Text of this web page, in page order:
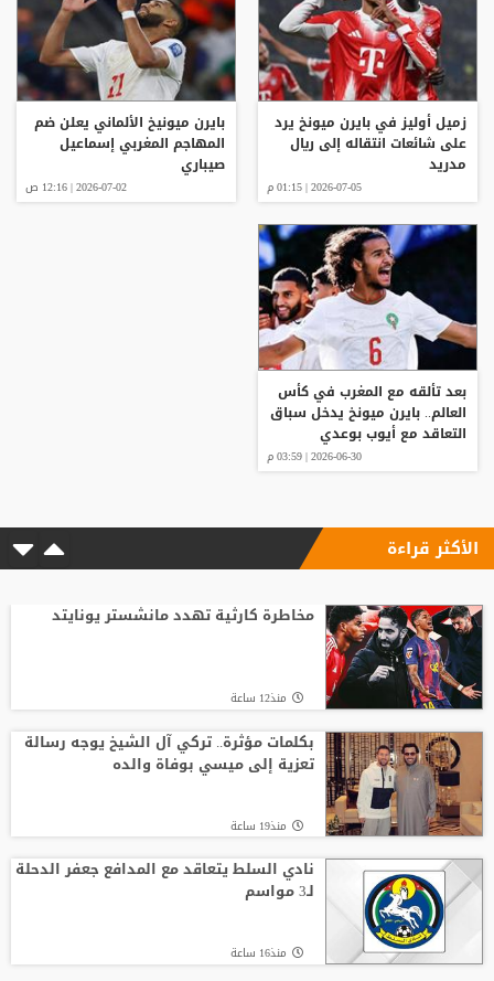
زميل أوليز في بايرن ميونخ يرد
على شائعات انتقاله إلى ريال
مدريد
2026-07-05 | 01:15 م
بايرن ميونيخ الألماني يعلن ضم
المهاجم المغربي إسماعيل
صيباري
2026-07-02 | 12:16 ص
بعد تألقه مع المغرب في كأس
العالم.. بايرن ميونخ يدخل سباق
التعاقد مع أيوب بوعدي
2026-06-30 | 03:59 م
الأكثر قراءة
مخاطرة كارثية تهدد مانشستر يونايتد
منذ12 ساعة
بكلمات مؤثرة.. تركي آل الشيخ يوجه رسالة
تعزية إلى ميسي بوفاة والده
منذ19 ساعة
نادي السلط يتعاقد مع المدافع جعفر الدحلة
لـ3 مواسم
منذ16 ساعة